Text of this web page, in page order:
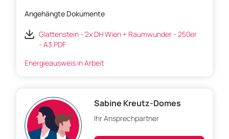
Angehängte Dokumente
Glattenstein - 2x DH Wien + Raumwunder - 250er
- A3.PDF
Energieausweis in Arbeit
Sabine Kreutz-Domes
Ihr Ansprechpartner